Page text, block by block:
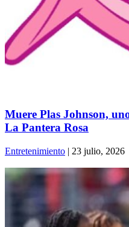
Muere Plas Johnson,
La Pantera Rosa
Entretenimiento | 23 julio, 2026